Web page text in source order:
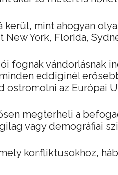
kerül, mint ahogyan
York, Florida,
fognak vándorlásnak
eddiginél
az Európai
megterheli a
vagy demográfiai
konfliktusokhoz,